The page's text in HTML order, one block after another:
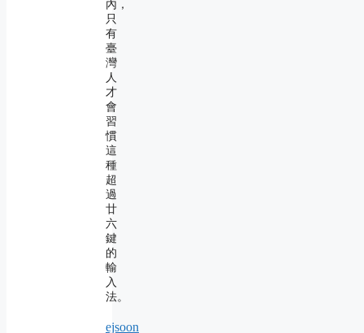
內，
只
有
臺
灣
人
才
會
習
慣
這
種
超
過
廿
六
鍵
的
輸
入
法。
ejsoon